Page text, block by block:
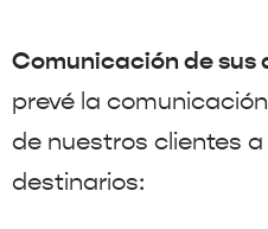
Comunicación de sus
prevé la
de nuestros clientes
destinarios: